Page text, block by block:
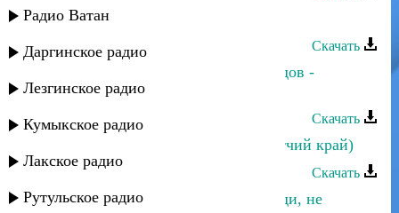
Радио Ватан
Даргинское радио
Лезгинское радио
Кумыкское радио
Лакское радио
Рутульское радио
Зарема Гаджиева - Цыганская
Скачать
Зарема Гаджиева и Махач Магомедов -
Восточная любовь
Скачать
Зарема Гаджиева - Буттал улча (Отчий край)
Скачать
Зарема Гаджиева и Рубен - Подожди, не